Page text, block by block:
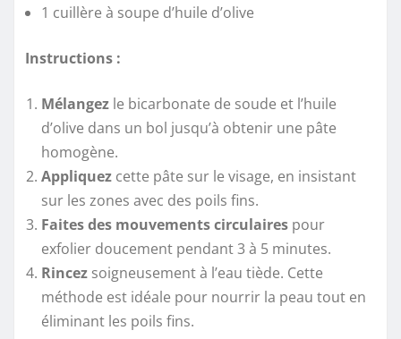
1 cuillère à soupe d’huile d’olive
Instructions :
Mélangez le bicarbonate de soude et l’huile
d’olive dans un bol jusqu’à obtenir une pâte
homogène.
Appliquez cette pâte sur le visage, en insistant
sur les zones avec des poils fins.
Faites des mouvements circulaires pour
exfolier doucement pendant 3 à 5 minutes.
Rincez soigneusement à l’eau tiède. Cette
méthode est idéale pour nourrir la peau tout en
éliminant les poils fins.